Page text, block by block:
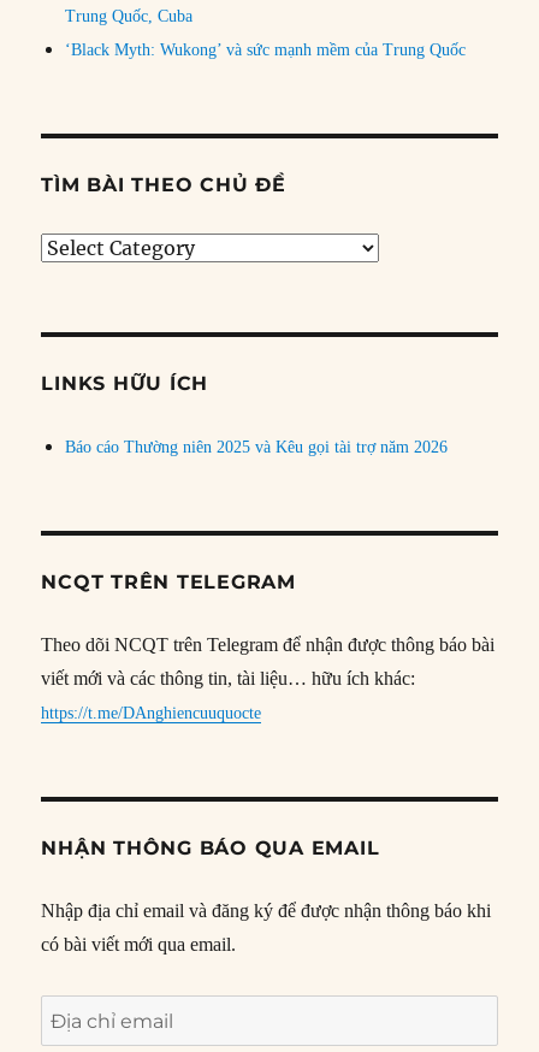
Trung Quốc, Cuba
‘Black Myth: Wukong’ và sức mạnh mềm của Trung Quốc
TÌM BÀI THEO CHỦ ĐỀ
Tìm
đề
LINKS HỮU ÍCH
Báo cáo Thường niên 2025 và Kêu gọi tài trợ năm 2026
NCQT TRÊN TELEGRAM
Theo dõi NCQT trên Telegram để nhận được thông báo bài
viết mới và các thông tin, tài liệu… hữu ích khác:
https://t.me/DAnghiencuuquocte
NHẬN THÔNG BÁO QUA EMAIL
Nhập địa chỉ email và đăng ký để được nhận thông báo khi
có bài viết mới qua email.
Địa
chỉ